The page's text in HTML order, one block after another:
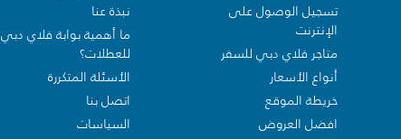
تسجيل الوصول على
الإنترنت
متاجر فلاي دبي للسفر
أنواع الأسعار
خريطة الموقع
افضل العروض
نبذة عنا
ما أهمية بوابة فلاي دبي
للعطلات؟
الأسئلة المتكررة
اتصل بنا
السياسات